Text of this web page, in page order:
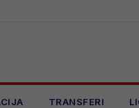
TRANSFERI